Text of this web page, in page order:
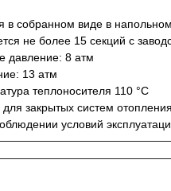
в собранном виде в
не более 15 секций с
давление: 8 атм
13 атм
теплоносителя 110 °С
закрытых систем отопления
условий